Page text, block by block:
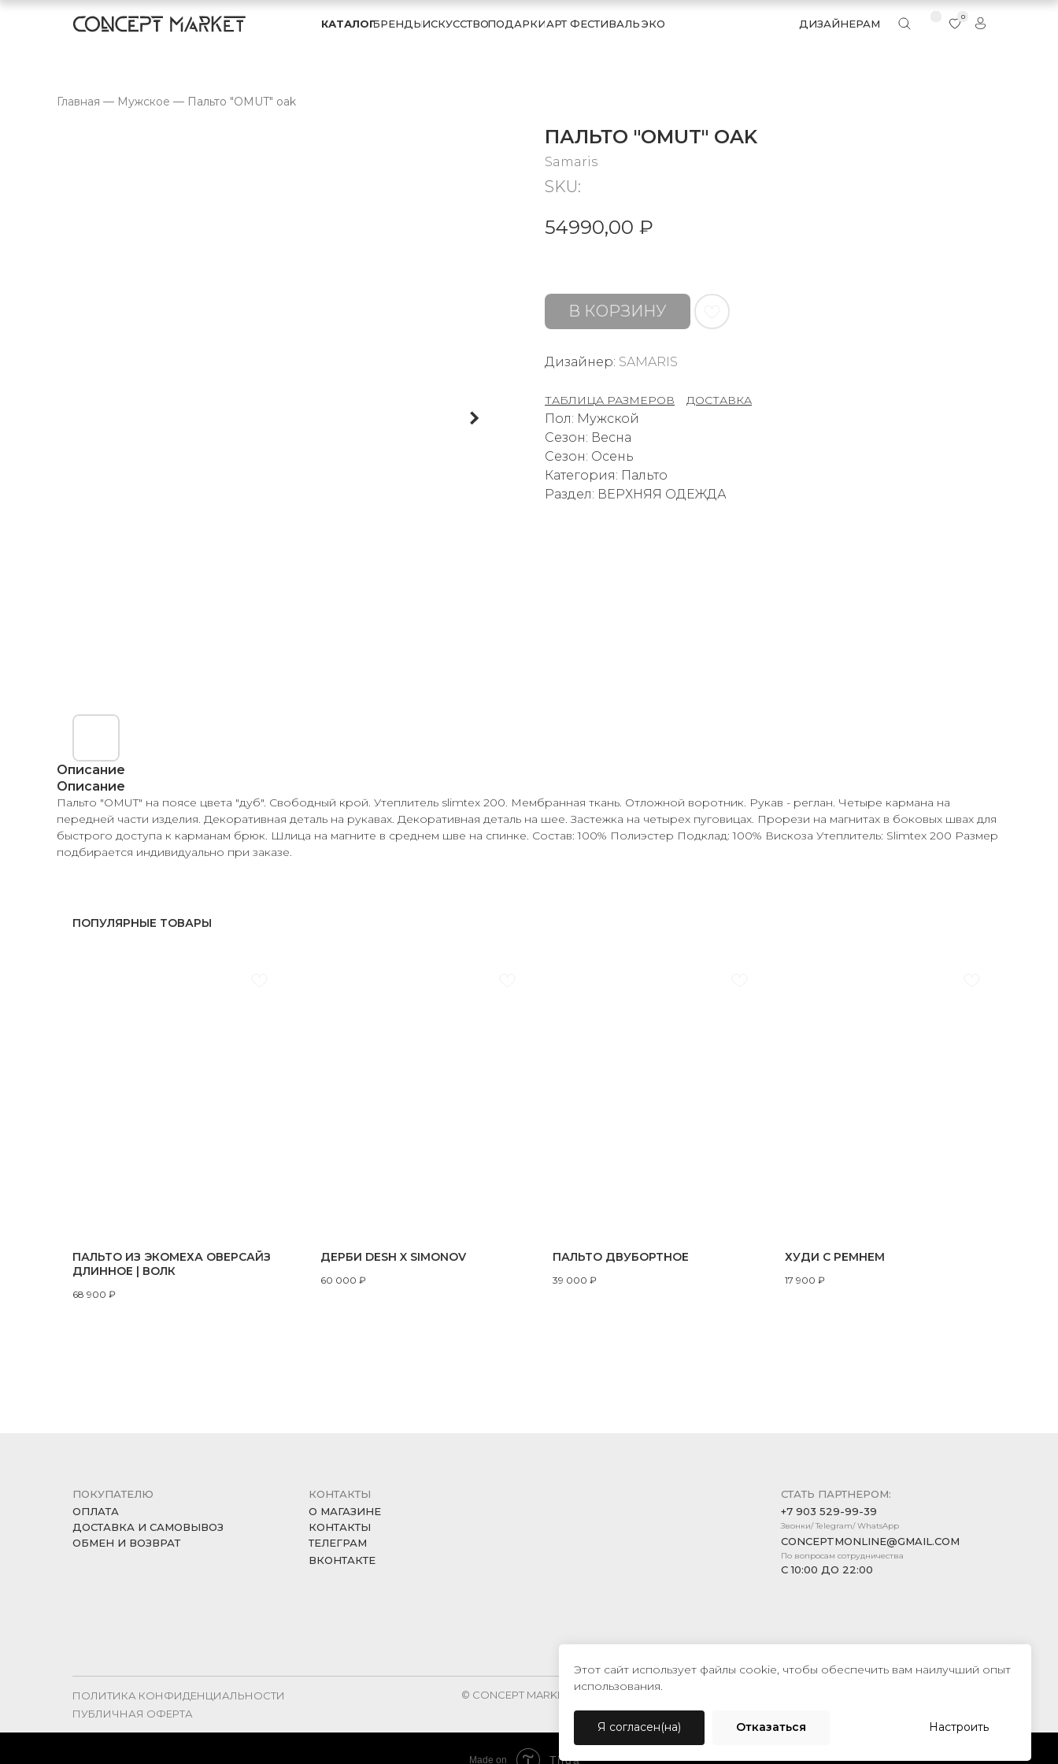
ДИЗАЙНЕРАМ
КАТАЛОГБРЕНДЫИСКУССТВОПОДАРКИАРТ ФЕСТИВАЛЬЭКО
0
Главная — Мужское — Пальто "OMUT" oak
ПАЛЬТО "OMUT" OAK
Samaris
SKU:
54990,00 ₽
В КОРЗИНУ
Дизайнер: SAMARIS
ТАБЛИЦА РАЗМЕРОВ ДОСТАВКА
Пол: Мужской
Сезон: Весна
Сезон: Осень
Категория: Пальто
Раздел: ВЕРХНЯЯ ОДЕЖДА
Описание
Описание
Пальто "OMUT" на поясе цвета "дуб". Свободный крой. Утеплитель slimtex 200. Мембранная ткань. Отложной воротник. Рукав - реглан. Четыре кармана на
передней части изделия. Декоративная деталь на рукавах. Декоративная деталь на шее. Застежка на четырех пуговицах. Прорези на магнитах в боковых швах для
быстрого доступа к карманам брюк. Шлица на магните в среднем шве на спинке. Состав: 100% Полиэстер Подклад: 100% Вискоза Утеплитель: Slimtex 200 Размер
подбирается индивидуально при заказе.
ПОПУЛЯРНЫЕ ТОВАРЫ
ПАЛЬТО ИЗ ЭКОМЕХА ОВЕРСАЙЗ
ДЛИННОЕ | ВОЛК
68 900 ₽
ДЕРБИ DESH X SIMONOV
60 000 ₽
ПАЛЬТО ДВУБОРТНОЕ
39 000 ₽
ХУДИ С РЕМНЕМ
17 900 ₽
© CONCEPT MARKET, 2026
ПОЛИТИКА КОНФИДЕНЦИАЛЬНОСТИ
СТАТЬ ПАРТНЕРОМ:
+7 903 529-99-39
Звонки/ Telegram/ WhatsApp
CONCEPTMONLINE@GMAIL.COM
По вопросам сотрудничества
С 10:00 ДО 22:00
КОНТАКТЫ
О МАГАЗИНЕ
КОНТАКТЫ
ТЕЛЕГРАМ
ВКОНТАКТЕ
ПОКУПАТЕЛЮ
ОПЛАТА
ДОСТАВКА И САМОВЫВОЗ
ОБМЕН И ВОЗВРАТ
ПУБЛИЧНАЯ ОФЕРТА
Этот сайт использует файлы cookie, чтобы обеспечить вам наилучший опыт
использования.
Я согласен(на) Отказаться Настроить
Made on Tilda